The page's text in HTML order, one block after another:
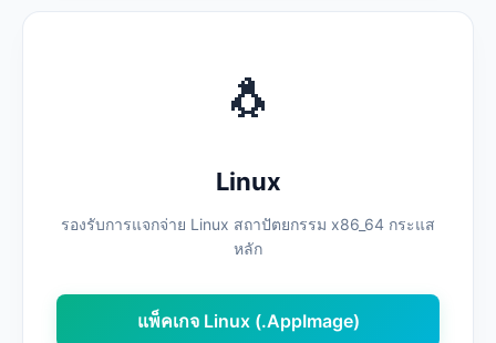
🐧
Linux
รองรับการแจกจ่าย Linux สถาปัตยกรรม x86_64 กระแส
หลัก
แพ็คเกจ Linux (.AppImage)